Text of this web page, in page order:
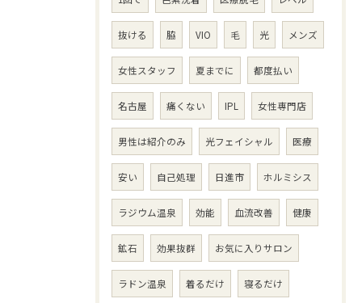
抜ける 脇 VIO 毛 光 メンズ
女性スタッフ 夏までに 都度払い
名古屋 痛くない IPL 女性専門店
男性は紹介のみ 光フェイシャル 医療
安い 自己処理 日進市 ホルミシス
ラジウム温泉 効能 血流改善 健康
鉱石 効果抜群 お気に入りサロン
ラドン温泉 着るだけ 寝るだけ